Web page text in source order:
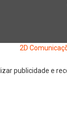
2D
publicidade e